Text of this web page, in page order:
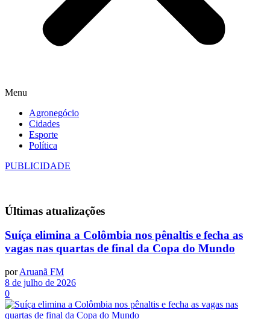
Menu
Agronegócio
Cidades
Esporte
Política
PUBLICIDADE
Últimas atualizações
Suíça elimina a Colômbia nos pênaltis e fecha as
vagas nas quartas de final da Copa do Mundo
por Aruanã FM
8 de julho de 2026
0